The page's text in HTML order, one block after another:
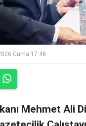
Cuma 17:48
Mehmet Ali